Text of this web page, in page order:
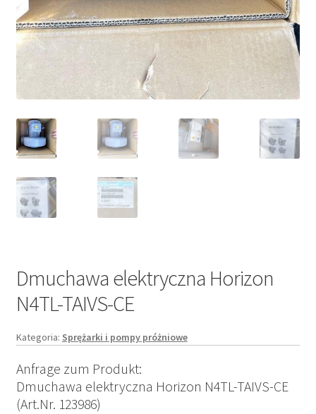
Dmuchawa elektryczna Horizon
N4TL-TAIVS-CE
Kategoria: Sprężarki i pompy próżniowe
Anfrage zum Produkt:
Dmuchawa elektryczna Horizon N4TL-TAIVS-CE
(Art.Nr. 123986)